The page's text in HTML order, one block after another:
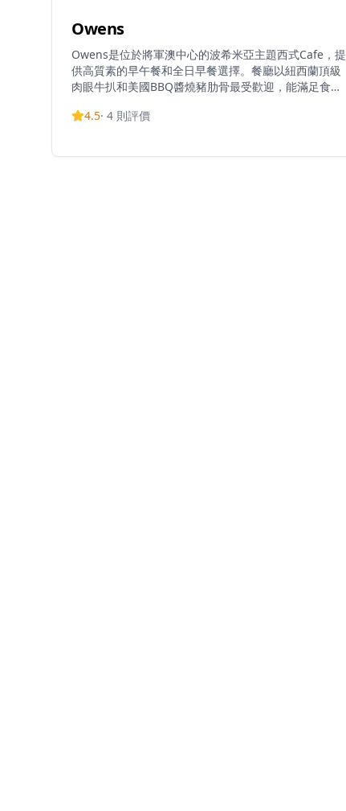
Owens
Owens是位於將軍澳中心的波希米亞主題西式Cafe，提
供高質素的早午餐和全日早餐選擇。餐廳以紐西蘭頂級
肉眼牛扒和美國BBQ醬燒豬肋骨最受歡迎，能滿足食肉
飯、意粉或薯菜），更奉送餐湯和飲品，性價比極高。
4.5· 4 則評價